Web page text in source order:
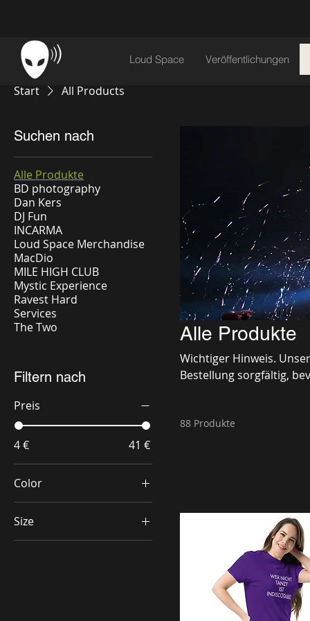
Loud Space Veröffentlichungen
Start All Products
Suchen nach
Alle Produkte
BD photography
Dan Kers
DJ Fun
INCARMA
Loud Space Merchandise
MacDio
MILE HIGH CLUB
Mystic Experience
Ravest Hard
Services
The Two
Filtern nach
Preis
4 € 41 €
Color
Autumn
Size
11 oz
Alle Produkte
Wichtiger Hinweis. Unsere Artikel sind alles Print-On-Demand Artikel. Bitte prüfen Sie Ihre
Bestellung sorgfältig,
88 Produkte